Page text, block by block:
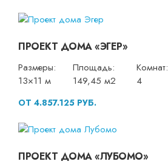
ПРОЕКТ ДОМА «ЭГЕР»
Размеры:
13×11 м
Площадь:
149,45 м2
Комнат:
4
ОТ 4.857.125 РУБ.
ПРОЕКТ ДОМА «ЛУБОМО»